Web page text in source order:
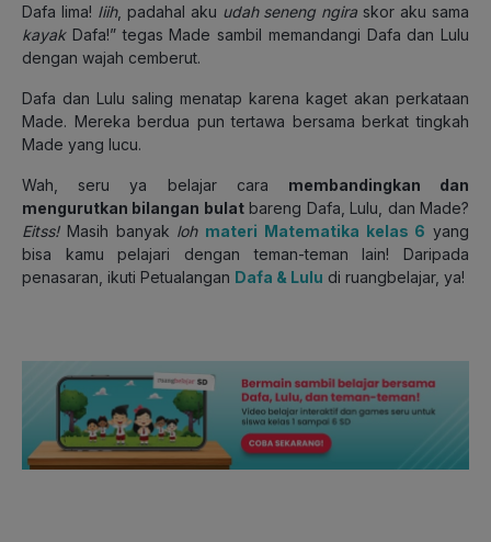
Dafa lima! Iiih, padahal aku udah seneng ngira skor aku sama
kayakDafa!” tegas Made sambil memandangi Dafa dan Lulu
dengan wajah cemberut.
Dafa dan Lulu saling menatap karena kaget akan perkataan
Made. Mereka berdua pun tertawa bersama berkat tingkah
Made yang lucu.
Wah, seru ya belajar cara membandingkan dan
mengurutkan bilangan bulatbareng Dafa, Lulu, dan Made?
Eitss! Masih banyak loh materi Matematika kelas 6 yang
bisa kamu pelajari dengan teman-teman lain! Daripada
penasaran, ikuti Petualangan Dafa & Lulu di ruangbelajar, ya!